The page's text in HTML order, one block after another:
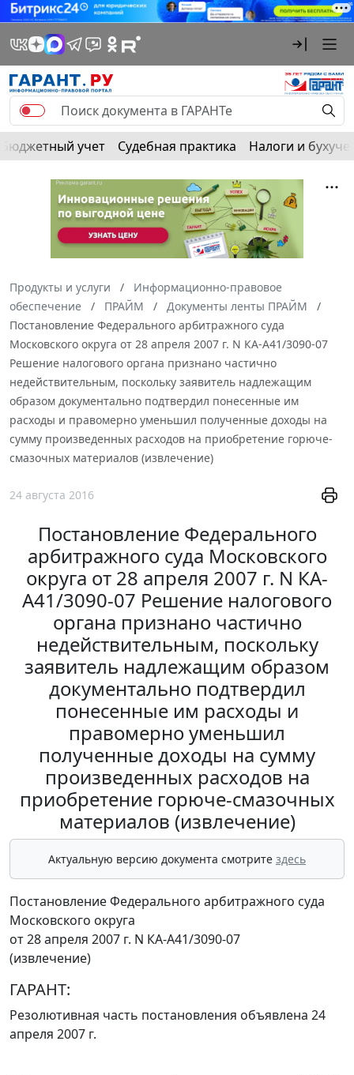
Бюджетный учет Судебная практика Налоги и
Продукты и услуги
Информационно-правовое
обеспечение
ПРАЙМ
Документы ленты ПРАЙМ
Постановление Федерального арбитражного суда
Московского округа от 28 апреля 2007 г. N КА-А41/3090-07
Решение налогового органа признано частично
недействительным, поскольку заявитель надлежащим
образом документально подтвердил понесенные им
расходы и правомерно уменьшил полученные доходы на
сумму произведенных расходов на приобретение горюче-
смазочных материалов (извлечение)
24 августа 2016
Постановление Федерального
арбитражного суда Московского
округа от 28 апреля 2007 г. N КА-
А41/3090-07 Решение налогового
органа признано частично
недействительным, поскольку
заявитель надлежащим образом
документально подтвердил
понесенные им расходы и
правомерно уменьшил
полученные доходы на сумму
произведенных расходов на
приобретение горюче-смазочных
материалов (извлечение)
Актуальную версию документа смотрите здесь
Постановление Федерального арбитражного суда
Московского округа
от 28 апреля 2007 г. N КА-А41/3090-07
(извлечение)
ГАРАНТ:
Резолютивная часть постановления объявлена 24
апреля 2007 г.